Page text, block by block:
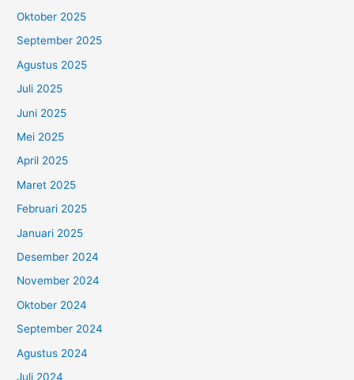
Oktober 2025
September 2025
Agustus 2025
Juli 2025
Juni 2025
Mei 2025
April 2025
Maret 2025
Februari 2025
Januari 2025
Desember 2024
November 2024
Oktober 2024
September 2024
Agustus 2024
Juli 2024